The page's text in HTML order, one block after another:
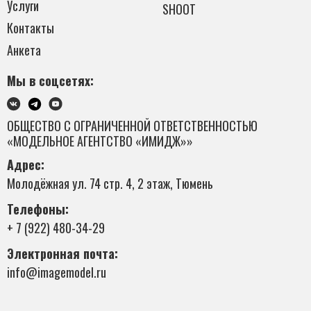
Услуги
Контакты
Анкета
SHOOT
Мы в соцсетях:
ОБЩЕСТВО С ОГРАНИЧЕННОЙ ОТВЕТСТВЕННОСТЬЮ
«МОДЕЛЬНОЕ АГЕНТСТВО «ИМИДЖ»»
Адрес:
Молодёжная ул. 74 стр. 4, 2 этаж, Тюмень
Телефоны:
+ 7 (922) 480-34-29
Электронная почта:
info@imagemodel.ru